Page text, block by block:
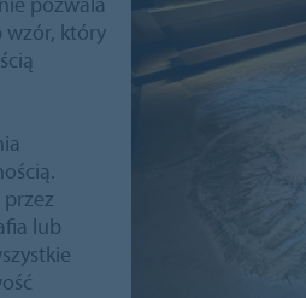
wzór, który
lub